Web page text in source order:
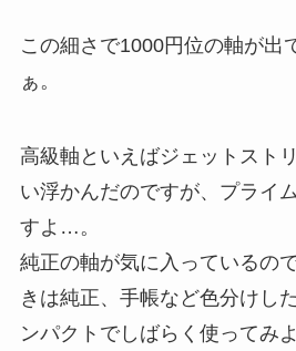
この細さで1000円位の軸が出
ぁ。
高級軸といえばジェットスト
い浮かんだのですが、プライ
すよ…。
純正の軸が気に入っているの
きは純正、手帳など色分けし
ンパクトでしばらく使ってみ